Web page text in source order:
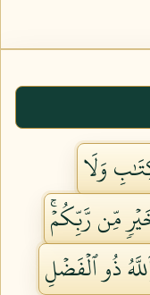
وَلَا
مِّن رَّبِّكُمۡۚ
ذُو ٱلۡفَضۡلِ